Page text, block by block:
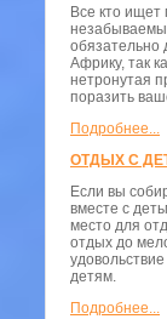
Все кто ищет
обязательно
Африку, так
нетронутая
поразить
Подробнее...
ОТДЫХ С
Если вы
вместе с
место для
отдых до
детям.
Подробнее...